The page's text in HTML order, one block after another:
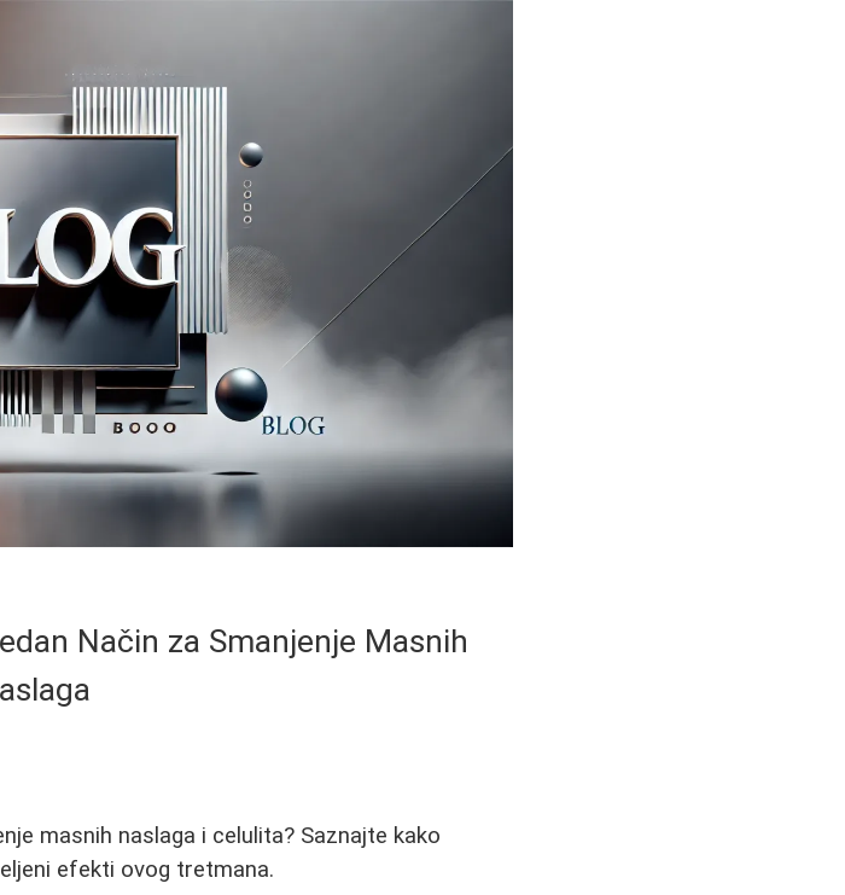
Način za Smanjenje Masnih
masnih naslaga i celulita? Saznajte kako
efekti ovog tretmana.